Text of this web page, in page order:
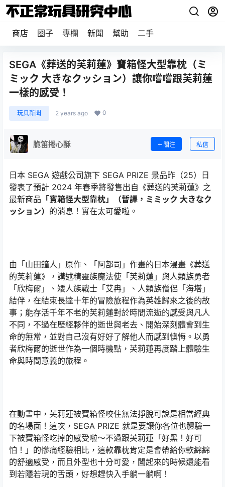
商店 圈子 專欄 新聞 幫助 二手
SEGA《葬送的芙莉蓮》寶箱怪大型靠枕（ミ
ミック 大きなクッション）讓你嚐嚐跟芙莉蓮
一樣的感受！
玩具新聞 2 years ago 0
脆笛捲心酥 關注 私信
日本 SEGA 遊戲公司旗下 SEGA PRIZE 景品昨（25）日
發表了預計 2024 年春季將發售出自《葬送的芙莉蓮》之
最新商品 「寶箱怪大型靠枕」（暫譯，ミミック 大きなク
ッション） 的消息！實在太可愛啦。
由「山田鐘人」原作、「阿部司」作畫的日本漫畫《葬送
的芙莉蓮》，講述精靈族魔法使「芙莉蓮」與人類族勇者
「欣梅爾」、矮人族戰士「艾冉」、人類族僧侶「海塔」
結伴，在結束長達十年的冒險旅程作為英雄歸來之後的故
事；能存活千年不老的芙莉蓮對於時間流逝的感受與凡人
不同，不過在歷經夥伴的逝世與老去、開始深刻體會到生
命的無常，並對自己沒有好好了解他人而感到懊悔。以勇
者欣梅爾的逝世作為一個時機點，芙莉蓮再度踏上體驗生
命與時間意義的旅程。
在動畫中，芙莉蓮被寶箱怪咬住無法掙脫可說是相當經典
的名場面！這次，SEGA PRIZE 就是要讓你各位也體驗一
下被寶箱怪吃掉的感受啦～不過跟芙莉蓮「好黑！好可
怕！」的慘痛經驗相比，這款靠枕肯定是會帶給你軟綿綿
的舒適感受，而且外型也十分可愛，闔起來的時候還能看
到若隱若現的舌頭，好想趕快入手躺一躺啊！